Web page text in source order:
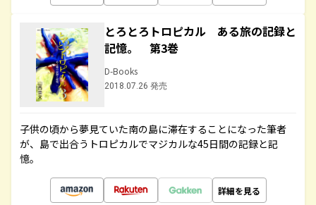
とろとろトロピカル ある旅の記録と
記憶。 第3巻
D-Books
2018.07.26 発売
子供の頃から夢見ていた南の島に滞在することになった筆者
が、島で出合うトロピカルでマジカルな45日間の記録と記
憶。
詳細を見る